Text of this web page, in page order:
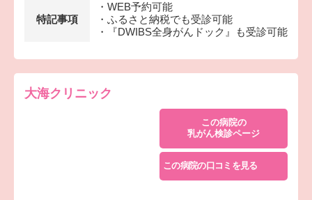
特記事項
・WEB予約可能
・ふるさと納税でも受診可能
・『DWIBS全身がんドック』も受診可能
大海クリニック
この病院の
乳がん検診ページ
この病院の口コミを見る